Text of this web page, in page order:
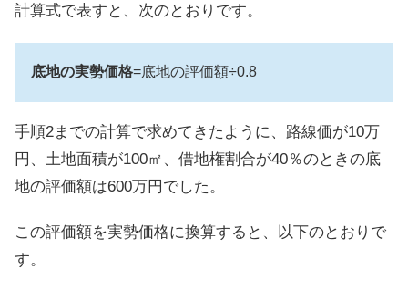
計算式で表すと、次のとおりです。
底地の実勢価格=底地の評価額÷0.8
手順2までの計算で求めてきたように、路線価が10万
円、土地面積が100㎡、借地権割合が40％のときの底
地の評価額は600万円でした。
この評価額を実勢価格に換算すると、以下のとおりで
す。